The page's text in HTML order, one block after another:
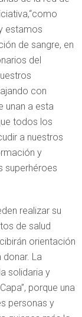
estamos
de sangre, en
del
con
unan a esta
todos los
a nuestros
y
superhéroes
realizar su
de salud
orientación
La
solidaria y
porque una
personas y